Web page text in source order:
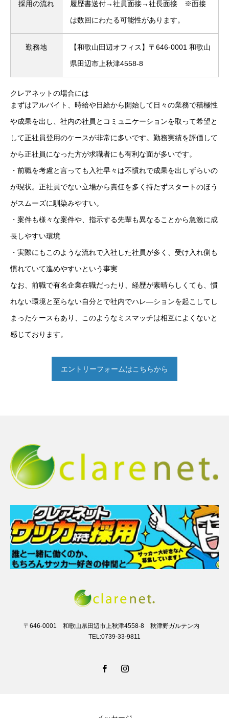
採用の流れ
履歴書送付→社員面接→社長面接 ※面接
は数回にわたる可能性があります。
勤務地
【和歌山田辺オフィス】〒646-0001 和歌山
県田辺市上秋津4558-8
クレアネットの場合には
まずはアルバイト、時給や日給から開始して日々の業務で積極性
や成果を出し、社内の社員とコミュニケーションを取って希望と
して正社員登用のケースが非常に多いです。勤務実績を評価して
から正社員になった方が求職者にも有利な面が多いです。
・前職を考慮と言っても入社早々は不慣れで成果を出しずらいの
が現状。正社員でない立場から責任を多く持たずスタートのほう
がスムーズに馴染みやすい。
・案件も様々な案件や、指示する先輩も異なることから急激に成
長しやすい環境
・実際にもこのような流れで入社した社員が多く、受け入れ側も
慣れていて進めやすいという事実
なお、前職で有名企業在職だったり、経歴が素晴らしくても、慣
れない環境と至らない自分とで社内でハレ―ションを起こしてし
まったケースもあり、このようなミスマッチは相互によくないと
感じております。
エントリーフォームはこちらから
〒646-0001 和歌山県田辺市上秋津4558-8 秋津野ガルテン内
TEL:0739-33-9811